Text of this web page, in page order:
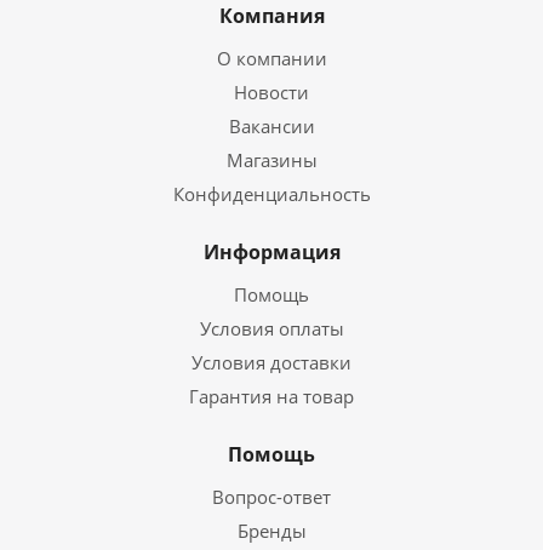
Компания
О компании
Новости
Вакансии
Магазины
Конфиденциальность
Информация
Помощь
Условия оплаты
Условия доставки
Гарантия на товар
Помощь
Вопрос-ответ
Бренды